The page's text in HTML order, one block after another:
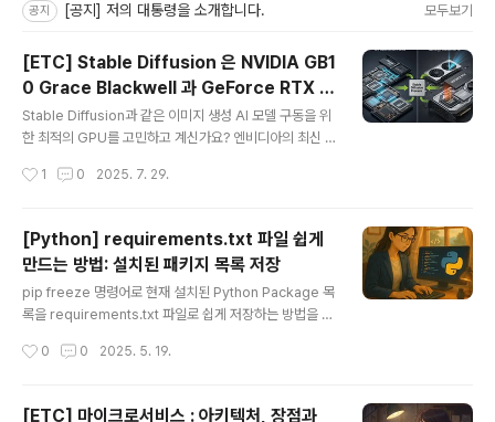
공지 [공지] 저의 대통령을 소개합니다. 모두보기
[ETC] Stable Diffusion 은 NVIDIA GB1
0 Grace Blackwell 과 GeForce RTX 5
090 중 어떤 제품이 어울릴까?
Stable Diffusion과 같은 이미지 생성 AI 모델 구동을 위
한 최적의 GPU를 고민하고 계신가요? 엔비디아의 최신 A
TX 5090을 비교 분석하여, 각 제품의 특징과 Stable Dif
도를 고려했을 때 당신의 Stable Diffusion 작업에 더 적
합한 선택은 무엇일까요?Stable Diffusion 구동에는 RT
X 5090이 일반적으로 더 적합할 가능성이 높습니다. 그
이유는 다음과 같습니다.Stable Diffusion의 주요 요구
생..
1 0 2025. 7. 29.
[Python] requirements.txt 파일 쉽게
만드는 방법: 설치된 패키지 목록 저장
pip freeze 명령어로 현재 설치된 Python Package 목
록을 requirements.txt 파일로 쉽게 저장하는 방법을 소
Package 목록을 다른 환경에서도 똑같이 재현하고 싶을
equirements.txt 파일을 만드는 것입니다. 이번 글에서
0 0 2025. 5. 19.
[ETC] 마이크로서비스 : 아키텍처, 장점과